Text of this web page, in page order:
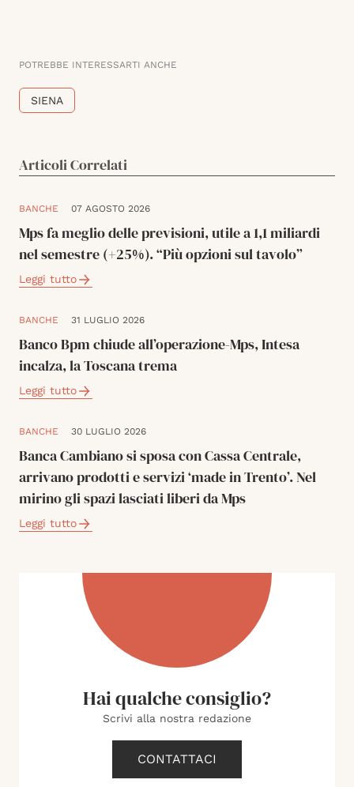
POTREBBE INTERESSARTI ANCHE
SIENA
Articoli Correlati
BANCHE 07 AGOSTO 2026
Mps fa meglio delle previsioni, utile a 1,1 miliardi
nel semestre (+25%). “Più opzioni sul tavolo”
Leggi tutto
BANCHE 31 LUGLIO 2026
Banco Bpm chiude all’operazione-Mps, Intesa
incalza, la Toscana trema
Leggi tutto
BANCHE 30 LUGLIO 2026
Banca Cambiano si sposa con Cassa Centrale,
arrivano prodotti e servizi ‘made in Trento’. Nel
mirino gli spazi lasciati liberi da Mps
Leggi tutto
Hai qualche consiglio?
Scrivi alla nostra redazione
CONTATTACI